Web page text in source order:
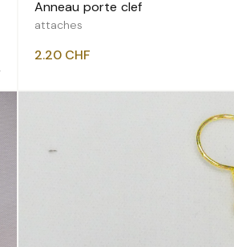
VOIR LES VARIANTES
Anneau porte clef
attaches
2.20 CHF